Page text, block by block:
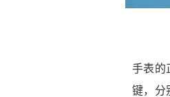
手表的
键，分